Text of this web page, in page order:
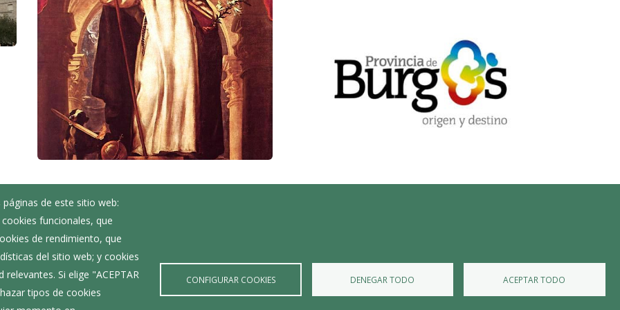
de este sitio web:
funcionales, que
de rendimiento, que
del sitio web; y cookies
Si elige "ACEPTAR
tipos de cookies
CONFIGURAR COOKIES DENEGAR TODO ACEPTAR TODO
Corporación Municipal
Teléfonos de interés